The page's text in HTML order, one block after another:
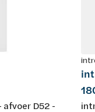
afvoer D52 -